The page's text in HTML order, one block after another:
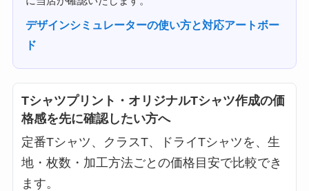
デザインシミュレーターの使い方と対応アートボー
ド
Tシャツプリント・オリジナルTシャツ作成の価
格感を先に確認したい方へ
定番Tシャツ、クラスT、ドライTシャツを、生
地・枚数・加工方法ごとの価格目安で比較でき
ます。